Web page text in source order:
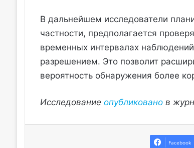
В дальнейшем исследователи
частности, предполагается
временных интервалах
разрешением. Это позволит
вероятность обнаружения более
Исследование опубликованов
Facebook